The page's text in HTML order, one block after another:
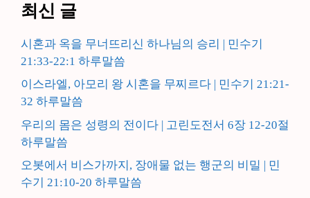
최신 글
시혼과 옥을 무너뜨리신 하나님의 승리 | 민수기
21:33-22:1 하루말씀
이스라엘, 아모리 왕 시혼을 무찌르다 | 민수기 21:21-
32 하루말씀
우리의 몸은 성령의 전이다 | 고린도전서 6장 12-20절
하루말씀
오봇에서 비스가까지, 장애물 없는 행군의 비밀 | 민
수기 21:10-20 하루말씀